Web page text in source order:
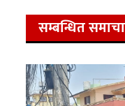
सम्बन्धित